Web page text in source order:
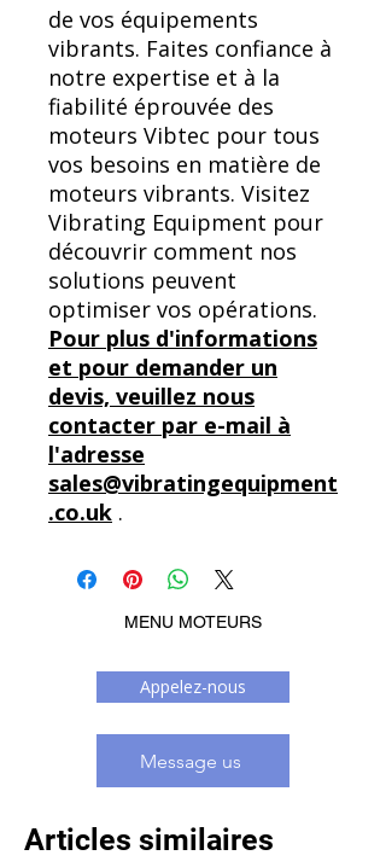
de vos équipements
vibrants. Faites confiance à
notre expertise et à la
fiabilité éprouvée des
moteurs Vibtec pour tous
vos besoins en matière de
moteurs vibrants. Visitez
Vibrating Equipment pour
découvrir comment nos
solutions peuvent
optimiser vos opérations.
Pour plus d'informations
et pour demander un
devis, veuillez nous
contacter par e-mail à
l'adresse
sales@vibratingequipment
.co.uk .
MENU MOTEURS
Appelez-nous
Message us
Articles similaires